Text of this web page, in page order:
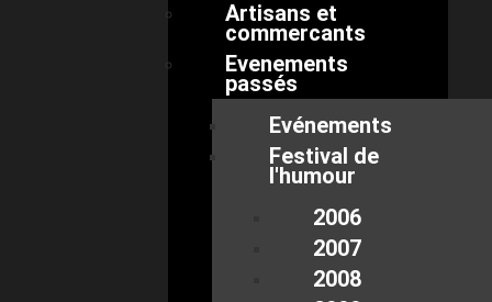
Artisans et
commercants
Evenements
passés
Evénements
Festival de
l'humour
2006
2007
2008